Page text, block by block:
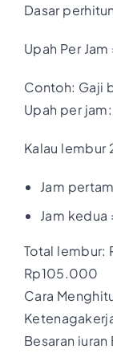
Dasar
Upah Per
Contoh: Gaji
Upah per
Kalau lembur
Jam
Jam
Total
Rp105.000
Cara
Besaran